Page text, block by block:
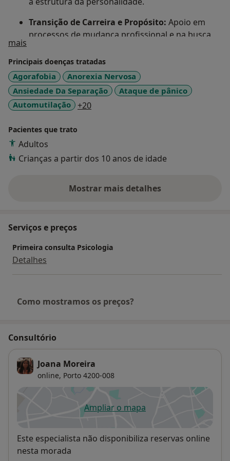
Transição de Carreira e Propósito: Apoio em
processos de mudança profissional e na busca
pessoais.
Perturbações do Comportamento Alimentar e
Imagem Corporal:Acompanhamento em
questões relacionadas com a relação com a
mais
Principais doenças tratadas
Agorafobia
Anorexia Nervosa
Ansiedade Da Separação
Ataque de pânico
Automutilação
+20a11y_sr_more_diseases
Pacientes que trato
Adultos
Crianças a partir dos 10 anos de idade
Mostrar mais detalhes
sobre a experiência
Serviços e preços
Primeira consulta Psicologia
Detalhes
Como mostramos os preços?
Consultório
Joana Moreira
online, Porto 4200-008
Ampliar o mapaabre num novo separador
Disponibilidade
Este especialista não disponibiliza reservas online
nesta morada